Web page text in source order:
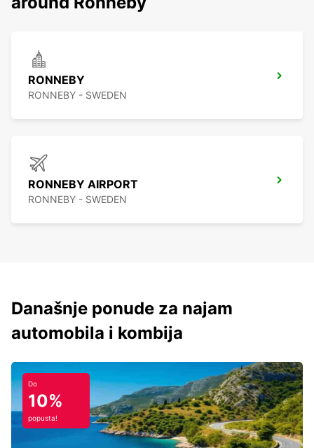
RONNEBY
RONNEBY - SWEDEN
RONNEBY AIRPORT
RONNEBY - SWEDEN
Današnje ponude za najam
automobila i kombija
Do
10%
popusta!